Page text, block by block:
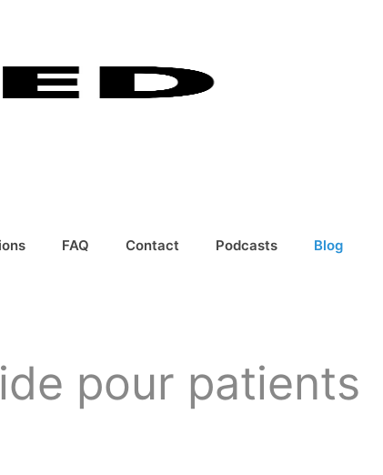
FAQ Contact Podcasts Blog
pour patients